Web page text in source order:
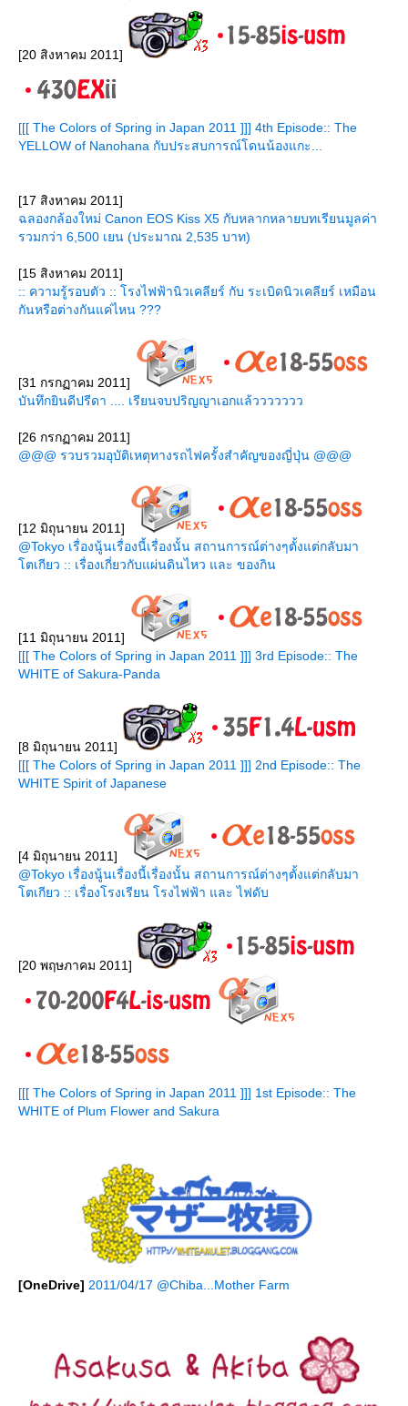
[20 สิงหาคม 2011]
[[[ The Colors of Spring in Japan 2011 ]]] 4th Episode:: The
YELLOW of Nanohana กับประสบการณ์โดนน้องแกะ...
[17 สิงหาคม 2011]
ฉลองกล้องใหม่ Canon EOS Kiss X5 กับหลากหลายบทเรียนมูลค่า
รวมกว่า 6,500 เยน (ประมาณ 2,535 บาท)
[15 สิงหาคม 2011]
:: ความรู้รอบตัว :: โรงไฟฟ้านิวเคลียร์ กับ ระเบิดนิวเคลียร์ เหมือน
กันหรือต่างกันแค่ไหน ???
[31 กรกฏาคม 2011]
บันทึกยินดีปรีดา .... เรียนจบปริญญาเอกแล้ววววววว
[26 กรกฏาคม 2011]
@@@ รวบรวมอุบัติเหตุทางรถไฟครั้งสำคัญของญี่ปุ่น @@@
[12 มิถุนายน 2011]
@Tokyo เรื่องนู้นเรื่องนี้เรื่องนั้น สถานการณ์ต่างๆตั้งแต่กลับมา
ตเกียว :: เรื่องเกี่ยวกับแผ่นดินไหว และ ของกิน
[11 มิถุนายน 2011]
[[[ The Colors of Spring in Japan 2011 ]]] 3rd Episode:: The
WHITE of Sakura-Panda
[8 มิถุนายน 2011]
[[[ The Colors of Spring in Japan 2011 ]]] 2nd Episode:: The
WHITE Spirit of Japanese
[4 มิถุนายน 2011]
@Tokyo เรื่องนู้นเรื่องนี้เรื่องนั้น สถานการณ์ต่างๆตั้งแต่กลับมา
ตเกียว :: เรื่องโรงเรียน โรงไฟฟ้า และ ไฟดับ
[20 พฤษภาคม 2011]
[[[ The Colors of Spring in Japan 2011 ]]] 1st Episode:: The
WHITE of Plum Flower and Sakura
[OneDrive] 2011/04/17 @Chiba...Mother Farm